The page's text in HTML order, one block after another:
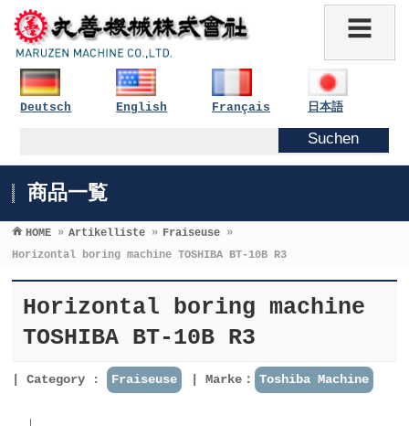
Deutsch English Français 日本語
商品一覧
HOME » Artikelliste » Fraiseuse »
Horizontal boring machine TOSHIBA BT-10B R3
Horizontal boring machine
TOSHIBA BT-10B R3
Category : Fraiseuse Marke： Toshiba Machine